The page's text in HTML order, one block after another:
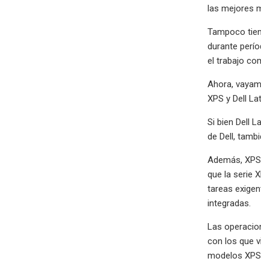
las mejores
Tampoco
durante
el trabajo
Ahora,
XPS y Dell
Si bien Dell
de Dell,
Además,
que la serie
tareas
integradas.
Las
con los que
modelos